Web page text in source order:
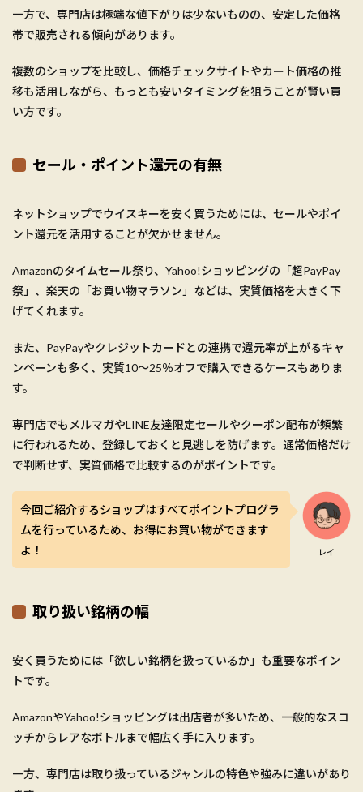
一方で、専門店は極端な値下がりは少ないものの、安定した価格
帯で販売される傾向があります。
複数のショップを比較し、価格チェックサイトやカート価格の推
移も活用しながら、もっとも安いタイミングを狙うことが賢い買
い方です。
セール・ポイント還元の有無
ネットショップでウイスキーを安く買うためには、セールやポイ
ント還元を活用することが欠かせません。
Amazonのタイムセール祭り、Yahoo!ショッピングの「超PayPay
祭」、楽天の「お買い物マラソン」などは、実質価格を大きく下
げてくれます。
また、PayPayやクレジットカードとの連携で還元率が上がるキャ
ンペーンも多く、実質10〜25％オフで購入できるケースもありま
す。
専門店でもメルマガやLINE友達限定セールやクーポン配布が頻繁
に行われるため、登録しておくと見逃しを防げます。通常価格だけ
で判断せず、実質価格で比較するのがポイントです。
レイ
今回ご紹介するショップはすべてポイントプログラ
ムを行っているため、お得にお買い物ができます
よ！
取り扱い銘柄の幅
安く買うためには「欲しい銘柄を扱っているか」も重要なポイン
トです。
AmazonやYahoo!ショッピングは出店者が多いため、一般的なスコ
ッチからレアなボトルまで幅広く手に入ります。
一方、専門店は取り扱っているジャンルの特色や強みに違いがあり